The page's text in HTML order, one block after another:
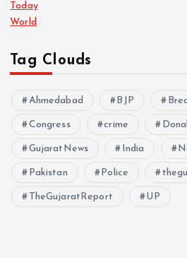
Today
World
Tag Clouds
Ahmedabad BJP
Congress crime
GujaratNews India
Pakistan Police
TheGujaratReport UP